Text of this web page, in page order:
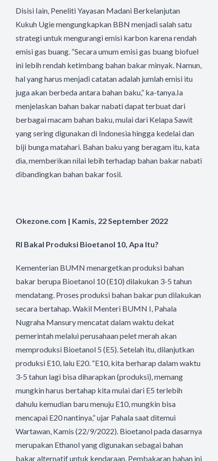
Disisi Iain, Peneliti Yayasan Madani Berkelanjutan
Kukuh Ugie mengungkapkan BBN menjadi salah satu
strategi untuk mengurangi emisi karbon karena rendah
emisi gas buang. “Secara umum emisi gas buang biofuel
ini lebih rendah ketimbang bahan bakar minyak. Namun,
hal yang harus menjadi catatan adalah jumlah emisi itu
juga akan berbeda antara bahan baku,” ka-tanya.Ia
menjelaskan bahan bakar nabati dapat terbuat dari
berbagai macam bahan baku, mulai dari Kelapa Sawit
yang sering digunakan di Indonesia hingga kedelai dan
biji bunga matahari. Bahan baku yang beragam itu, kata
dia, memberikan nilai lebih terhadap bahan bakar nabati
dibandingkan bahan bakar fosil.
Okezone.com | Kamis, 22 September 2022
RI Bakal Produksi Bioetanol 10, Apa Itu?
Kementerian BUMN menargetkan produksi bahan
bakar berupa Bioetanol 10 (E10) dilakukan 3-5 tahun
mendatang. Proses produksi bahan bakar pun dilakukan
secara bertahap. Wakil Menteri BUMN I, Pahala
Nugraha Mansury mencatat dalam waktu dekat
pemerintah melalui perusahaan pelet merah akan
memproduksi Bioetanol 5 (E5). Setelah itu, dilanjutkan
produksi E10, lalu E20. “E10, kita berharap dalam waktu
3-5 tahun lagi bisa diharapkan (produksi), memang
mungkin harus bertahap kita mulai dari E5 terlebih
dahulu kemudian baru menuju E10, mungkin bisa
mencapai E20 nantinya,” ujar Pahala saat ditemui
Wartawan, Kamis (22/9/2022). Bioetanol pada dasarnya
merupakan Ethanol yang digunakan sebagai bahan
bakar alternatif untuk kendaraan. Pembakaran bahan ini